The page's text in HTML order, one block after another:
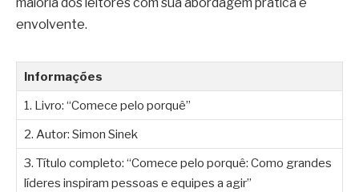
envolvente.
Informações
1. Livro: “Comece pelo porquê”
2. Autor: Simon Sinek
3. Título completo: “Comece pelo porquê: Como grandes
líderes inspiram pessoas e equipes a agir”